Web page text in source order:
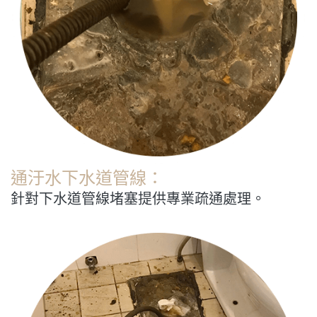
通汙水下水道管線：
針對下水道管線堵塞提供專業疏通處理。